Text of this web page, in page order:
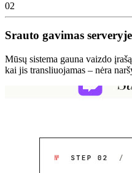
02
Srauto gavimas
Mūsų sistema gauna vaizdo
kai jis transliuojamas – nėra